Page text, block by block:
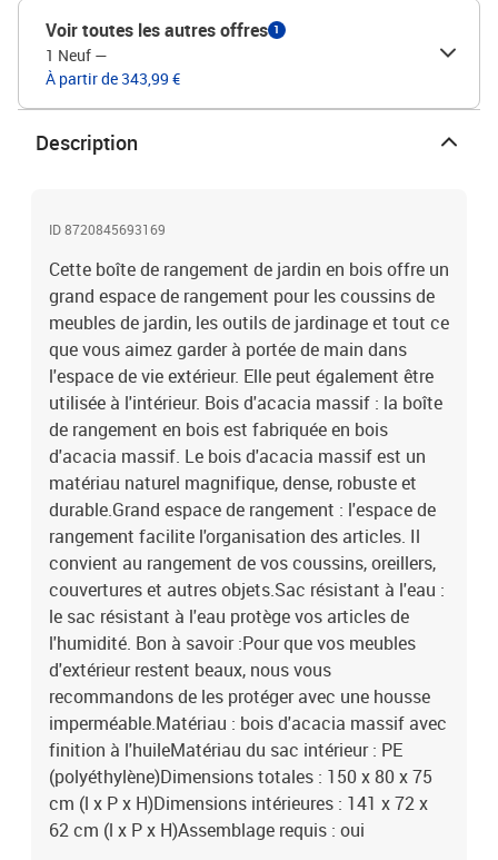
Voir toutes les autres offres 1
1 Neuf —
À partir de 343,99 €
Description
ID 8720845693169
Cette boîte de rangement de jardin en bois offre un
grand espace de rangement pour les coussins de
meubles de jardin, les outils de jardinage et tout ce
que vous aimez garder à portée de main dans
l'espace de vie extérieur. Elle peut également être
utilisée à l'intérieur. Bois d'acacia massif : la boîte
de rangement en bois est fabriquée en bois
d'acacia massif. Le bois d'acacia massif est un
matériau naturel magnifique, dense, robuste et
durable.Grand espace de rangement : l'espace de
rangement facilite l'organisation des articles. Il
convient au rangement de vos coussins, oreillers,
couvertures et autres objets.Sac résistant à l'eau :
le sac résistant à l'eau protège vos articles de
l'humidité. Bon à savoir :Pour que vos meubles
d'extérieur restent beaux, nous vous
recommandons de les protéger avec une housse
imperméable.Matériau : bois d'acacia massif avec
finition à l'huileMatériau du sac intérieur : PE
(polyéthylène)Dimensions totales : 150 x 80 x 75
cm (l x P x H)Dimensions intérieures : 141 x 72 x
62 cm (l x P x H)Assemblage requis : oui